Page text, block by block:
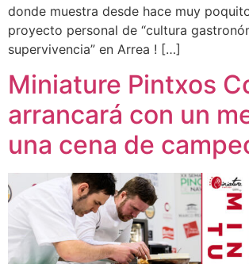
donde muestra desde hace muy
proyecto personal de “cultura
supervivencia” en Arrea ! […]
Miniature Pintxos
arrancará con un
una cena de